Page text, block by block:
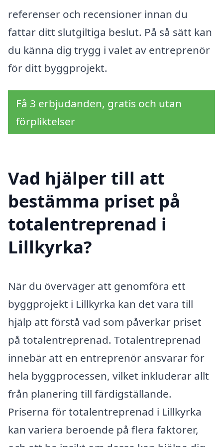
referenser och recensioner innan du
fattar ditt slutgiltiga beslut. På så sätt kan
du känna dig trygg i valet av entreprenör
för ditt byggprojekt.
Få 3 erbjudanden, gratis och utan
förpliktelser
Vad hjälper till att
bestämma priset på
totalentreprenad i
Lillkyrka?
När du överväger att genomföra ett
byggprojekt i Lillkyrka kan det vara till
hjälp att förstå vad som påverkar priset
på totalentreprenad. Totalentreprenad
innebär att en entreprenör ansvarar för
hela byggprocessen, vilket inkluderar allt
från planering till färdigställande.
Priserna för totalentreprenad i Lillkyrka
kan variera beroende på flera faktorer,